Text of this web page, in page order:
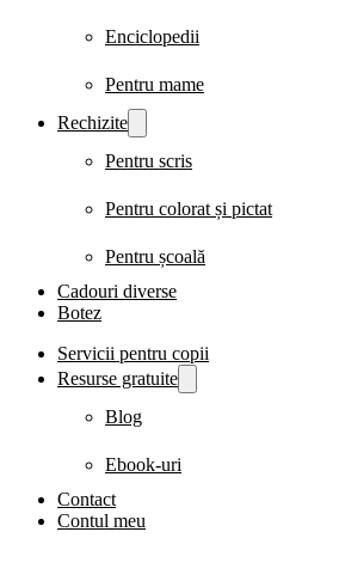
Enciclopedii
Pentru mame
Rechizite
Pentru scris
Pentru colorat și pictat
Pentru școală
Cadouri diverse
Botez
Servicii pentru copii
Resurse gratuite
Blog
Ebook-uri
Contact
Contul meu